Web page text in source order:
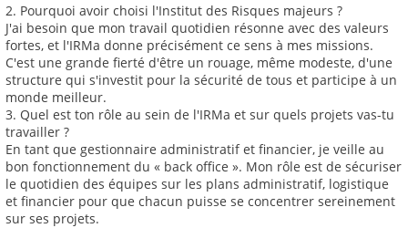
2. Pourquoi avoir choisi l'Institut des Risques majeurs ?
J'ai besoin que mon travail quotidien résonne avec des valeurs
fortes, et l'IRMa donne précisément ce sens à mes missions.
C'est une grande fierté d'être un rouage, même modeste, d'une
structure qui s'investit pour la sécurité de tous et participe à un
monde meilleur.
3. Quel est ton rôle au sein de l'IRMa et sur quels projets vas-tu
travailler ?
En tant que gestionnaire administratif et financier, je veille au
bon fonctionnement du « back office ». Mon rôle est de sécuriser
le quotidien des équipes sur les plans administratif, logistique
et financier pour que chacun puisse se concentrer sereinement
sur ses projets.